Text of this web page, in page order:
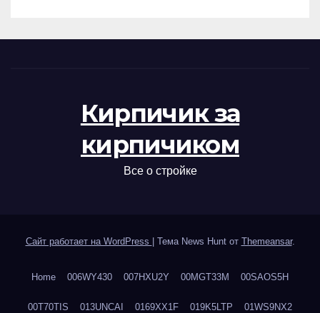
Кирпичик за
кирпичиком
Все о стройке
Сайт работает на WordPress Тема News Hunt от Themeansar.
Home 006WY430 007HXU2Y 00MGT33M 00SAOS5H
00T70TIS 013UNCAI 0169XX1F 019K5LTP 01WS9NX2